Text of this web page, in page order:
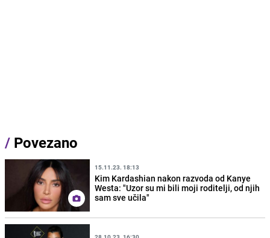
/ Povezano
15.11.23. 18:13
Kim Kardashian nakon razvoda od Kanye
Westa: "Uzor su mi bili moji roditelji, od njih
sam sve učila"